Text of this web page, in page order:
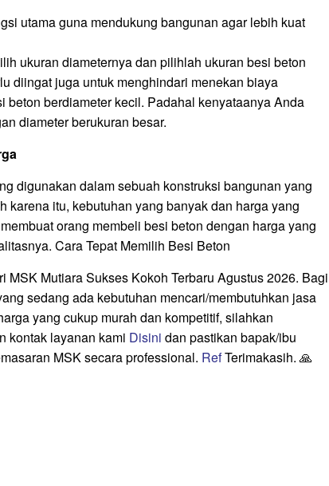
utama guna mendukung bangunan agar lebih kuat
ukuran diameternya dan pilihlah ukuran besi beton
diingat juga untuk menghindari menekan biaya
beton berdiameter kecil. Padahal kenyataanya Anda
diameter berukuran besar.
digunakan dalam sebuah konstruksi bangunan yang
karena itu, kebutuhan yang banyak dan harga yang
orang membeli besi beton dengan harga yang
Cara Tepat Memilih Besi Beton
MSK Mutiara Sukses Kokoh Terbaru Agustus 2026. Bagi
sedang ada kebutuhan mencari/membutuhkan jasa
yang cukup murah dan kompetitif, silahkan
kontak layanan kami Disini dan pastikan bapak/ibu
MSK secara professional. RefTerimakasih. 🙏